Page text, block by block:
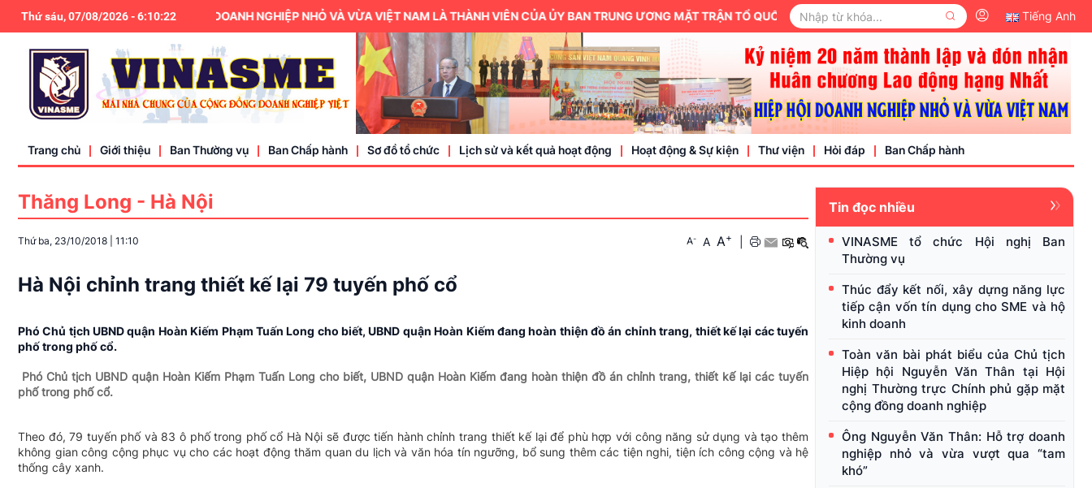
Thứ sáu, 07/08/2026-6:10:23
HIỆP HỘI DOANH NGHIỆP NHỎ VÀ VỪA VIỆT NAM LÀ THÀNH VIÊN CỦA ỦY BAN TRUNG ƯƠNG MẶT TRẬN TỔ QUỐC VIỆT NAM. Tiếng Anh
Trang chủ Giới thiệu
Điều lệ
Liên hệ
Ban Thường vụ Ban Chấp hành Sơ đồ tổ chức Lịch sử và kết quả hoạt động Hoạt động & Sự kiện
Trung ương hội
Thành viên
Thư viện
Video
Văn bản pháp luật
Hỏi đáp Ban Chấp hành
Thăng Long - Hà Nội
Thứ ba, 23/10/2018 11:10 A- A A+
Hà Nội chỉnh trang thiết kế lại 79 tuyến phố cổ
Phó Chủ tịch UBND quận Hoàn Kiếm Phạm Tuấn Long cho biết, UBND quận Hoàn Kiếm đang hoàn thiện đồ án chỉnh trang, thiết kế lại các tuyến
phố trong phố cổ.
Phó Chủ tịch UBND quận Hoàn Kiếm Phạm Tuấn Long cho biết, UBND quận Hoàn Kiếm đang hoàn thiện đồ án chỉnh trang, thiết kế lại các tuyến
phố trong phố cổ.
Theo đó, 79 tuyến phố và 83 ô phố trong phố cổ Hà Nội sẽ được tiến hành chỉnh trang thiết kế lại để phù hợp với công năng sử dụng và tạo thêm
không gian công cộng phục vụ cho các hoạt động thăm quan du lịch và văn hóa tín ngưỡng, bổ sung thêm các tiện nghi, tiện ích công cộng và hệ
thống cây xanh.
Tin đọc nhiều
VINASME tổ chức Hội nghị Ban
Thường vụ
Thúc đẩy kết nối, xây dựng năng lực
tiếp cận vốn tín dụng cho SME và hộ
kinh doanh
Toàn văn bài phát biểu của Chủ tịch
Hiệp hội Nguyễn Văn Thân tại Hội
nghị Thường trực Chính phủ gặp mặt
cộng đồng doanh nghiệp
Ông Nguyễn Văn Thân: Hỗ trợ doanh
nghiệp nhỏ và vừa vượt qua “tam
khó”